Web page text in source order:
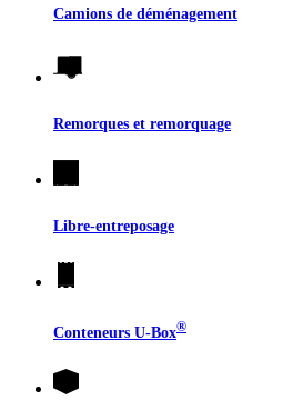
Camions de déménagement
Remorques et remorquage
Libre-entreposage
Conteneurs U-Box®